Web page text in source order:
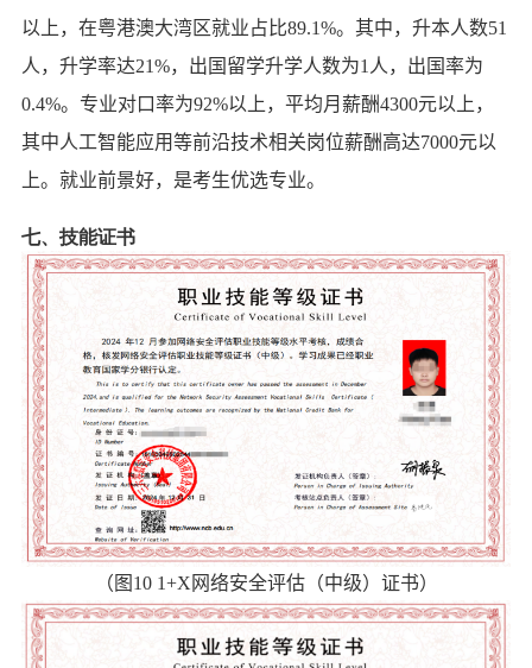
以上，在粤港澳大湾区就业占比89.1%。其中，升本人数51
人，升学率达21%，出国留学升学人数为1 人，出国率为
0.4%。专业对口率为92%以上，平均月薪酬4300元以上，
其中人工智能应用等前沿技术相关岗位薪酬高达7000元以
上。 就业前景好，是考生优选专业。
七、技能证书
（图 10 1+X 网络安全评估（中级）证书）